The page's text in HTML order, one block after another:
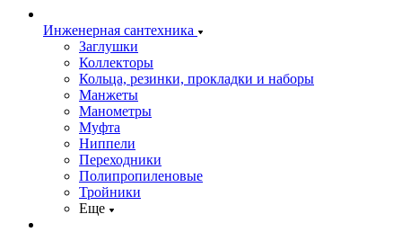
Инженерная сантехника
Заглушки
Коллекторы
Кольца, резинки, прокладки и наборы
Манжеты
Манометры
Муфта
Ниппели
Переходники
Полипропиленовые
Тройники
Еще